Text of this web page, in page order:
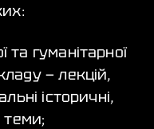
та гуманітарної
— лекцій,
історичні,
теми;